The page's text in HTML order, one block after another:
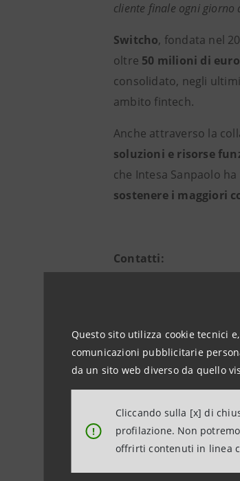
Questo sito utilizza cookie tecnici
comunicazioni pubblicitarie
da un sito web diverso da quello
!
Cliccando sulla [x] di
profilazione. Non
offrirti contenuti in linea
cliente finale ogni
Switcho, fondata nel
oltre 50 milioni di
consolidato, negli
ambito fintech.
Anche attraverso la
soluzioni e risorse
che Intesa Sanpaolo
sostenere i maggiori
Contatti:
Alessandro
Rebecca
Intesa Sanpaolo
Media Relations